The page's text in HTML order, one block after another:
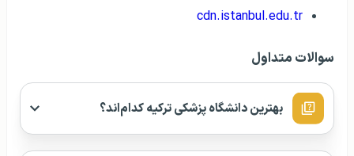
cdn.istanbul.edu.tr
سوالات متداول
بهترین دانشگاه‌ پزشکی ترکیه کدام‌اند؟